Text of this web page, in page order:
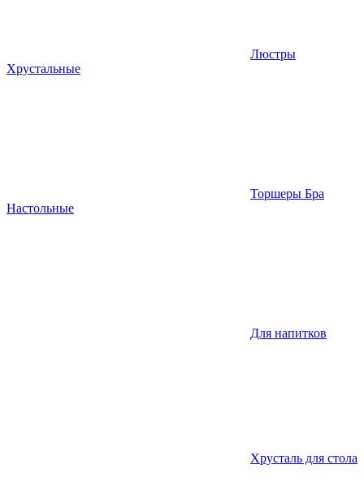
Люстры
Хрустальные
Торшеры Бра
Настольные
Для напитков
Хрусталь для стола